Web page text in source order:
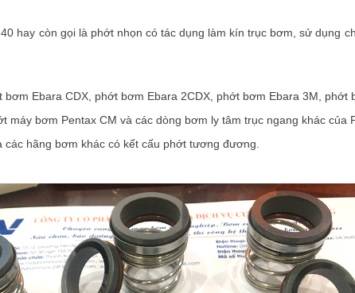
hay còn gọi là phớt nhọn có tác dụng làm kín trục bơm sử dụng
Ebara CDX, phớt bơm Ebara 2CDX, phớt bơm Ebara 3M, phớt
máy bơm Pentax CM và các dòng bơm ly tâm trục ngang khác của
các hãng bơm khác có kết cấu phớt tương đương.